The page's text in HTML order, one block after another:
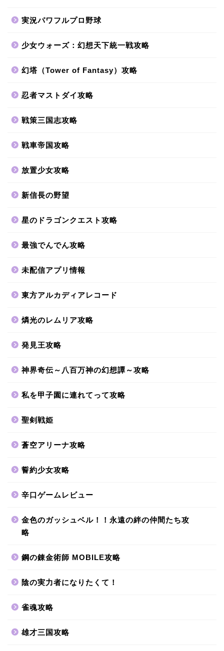
実況パワフルプロ野球
少女ウォーズ：幻想天下統一戦攻略
幻塔（Tower of Fantasy）攻略
忍者マストダイ攻略
戦策三国志攻略
戦車帝国攻略
放置少女攻略
新信長の野望
星のドラゴンクエスト攻略
最強でんでん攻略
未配信アプリ情報
東方アルカディアレコード
燐光のレムリア攻略
発見王攻略
神界奇伝～八百万神の幻想譚～攻略
私を甲子園に連れてって攻略
聖剣戦姫
蒼空アリーナ攻略
誓約少女攻略
辛口ゲームレビュー
金色のガッシュベル！！永遠の絆の仲間たち攻
略
鋼の錬金術師 MOBILE攻略
陰の実力者になりたくて！
雀魂攻略
雄才三国攻略